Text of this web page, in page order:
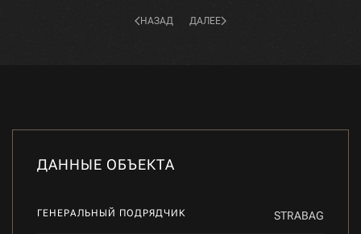
НАЗАД ДАЛЕЕ
ДАННЫЕ ОБЪЕКТА
ГЕНЕРАЛЬНЫЙ ПОДРЯДЧИК STRABAG